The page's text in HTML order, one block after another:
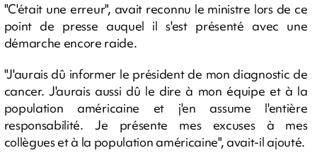
"C'était une erreur", avait reconnu le ministre lors de ce
point de presse auquel il s'est présenté avec une
démarche encore raide.
"J'aurais dû informer le président de mon diagnostic de
cancer. J'aurais aussi dû le dire à mon équipe et à la
population américaine et j'en assume l'entière
responsabilité. Je présente mes excuses à mes
collègues et à la population américaine", avait-il ajouté.